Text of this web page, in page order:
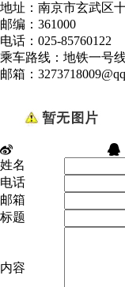
地址：南京市玄武区
邮编：361000
电话：025-85760122
乘车路线：地铁一号
邮箱：
姓名
电话
邮箱
标题
内容